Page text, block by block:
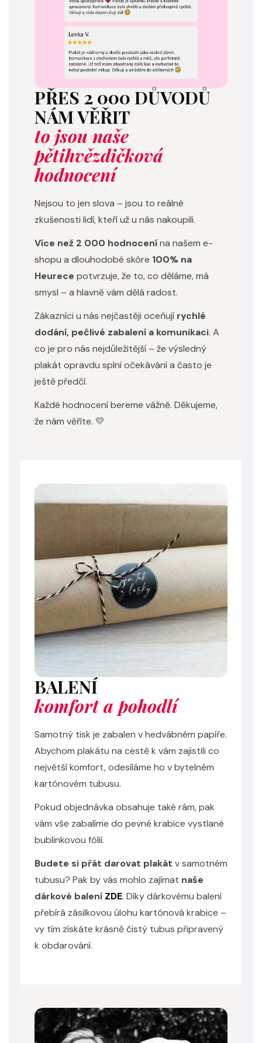
PŘES 2 000 DŮVODŮ
NÁM VĚŘIT
to jsou naše
pětihvězdičková
hodnocení
Nejsou to jen slova – jsou to reálné
zkušenosti lidí, kteří už u nás nakoupili.
Více než 2 000 hodnocenína našem e-
shopu a dlouhodobé skóre 100% na
Heurece potvrzuje, že to, co děláme, má
smysl – a hlavně vám dělá radost.
Zákazníci u nás nejčastěji oceňují rychlé
dodání, pečlivé zabalení a komunikaci. A
co je pro nás nejdůležitější – že výsledný
plakát opravdu splní očekávání a často je
ještě předčí.
Každé hodnocení bereme vážně. Děkujeme,
že nám věříte. 💛
BALENÍ
komfort a pohodlí
Samotný tisk je zabalen v hedvábném papíře.
Abychom plakátu na cestě k vám zajistili co
největší komfort, odesíláme ho v bytelném
kartónovém tubusu.
Pokud objednávka obsahuje také rám, pak
vám vše zabalíme do pevné krabice vystlané
bublinkovou fólií.
Budete si přát darovat plakát v samotném
tubusu? Pak by vás mohlo zajímat naše
dárkové balení ZDE. Díky dárkovému balení
přebírá zásilkovou úlohu kartónová krabice –
vy tím získáte krásně čistý tubus připravený
k obdarování.
Powered by chaterimo